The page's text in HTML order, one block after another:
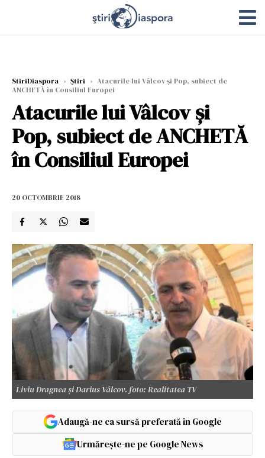
StiriDiaspora › Știri › Atacurile lui Vâlcov și Pop, subiect de
ANCHETĂ în Consiliul Europei
Atacurile lui Vâlcov și
Pop, subiect de ANCHETĂ
în Consiliul Europei
20 OCTOMBRIE 2018
Liviu Dragnea și Darius Vâlcov. foto: Realitatea TV
Adaugă-ne ca sursă preferată în Google
Urmărește-ne pe Google News